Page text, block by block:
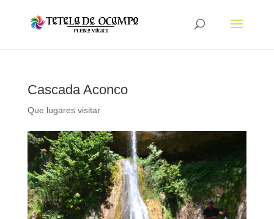
Cascada Aconco
Que lugares visitar